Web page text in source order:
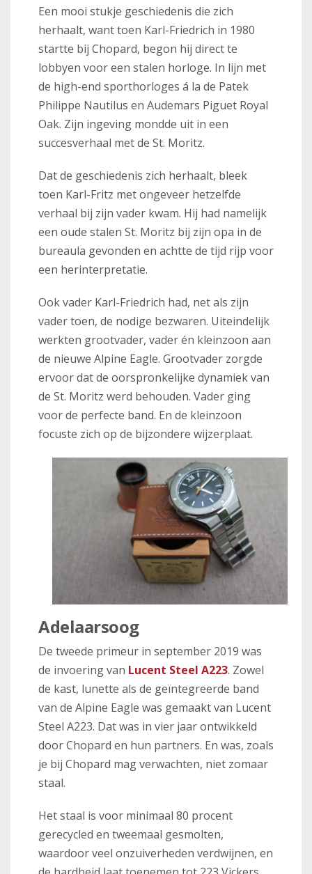
Een mooi stukje geschiedenis die zich
herhaalt, want toen Karl-Friedrich in 1980
startte bij Chopard, begon hij direct te
lobbyen voor een stalen horloge. In lijn met
de high-end sporthorloges á la de Patek
Philippe Nautilus en Audemars Piguet Royal
Oak. Zijn ingeving mondde uit in een
succesverhaal met de St. Moritz.
Dat de geschiedenis zich herhaalt, bleek
toen Karl-Fritz met ongeveer hetzelfde
verhaal bij zijn vader kwam. Hij had namelijk
een oude stalen St. Moritz bij zijn opa in de
bureaula gevonden en achtte de tijd rijp voor
een herinterpretatie.
Ook vader Karl-Friedrich had, net als zijn
vader toen, de nodige bezwaren. Uiteindelijk
werkten grootvader, vader én kleinzoon aan
de nieuwe Alpine Eagle. Grootvader zorgde
ervoor dat de oorspronkelijke dynamiek van
de St. Moritz werd behouden. Vader ging
voor de perfecte band. En de kleinzoon
focuste zich op de bijzondere wijzerplaat.
Adelaarsoog
De tweede primeur in september 2019 was
de invoering van Lucent Steel A223. Zowel
de kast, lunette als de geïntegreerde band
van de Alpine Eagle was gemaakt van Lucent
Steel A223. Dat was in vier jaar ontwikkeld
door Chopard en hun partners. En was, zoals
je bij Chopard mag verwachten, niet zomaar
staal.
Het staal is voor minimaal 80 procent
gerecycled en tweemaal gesmolten,
waardoor veel onzuiverheden verdwijnen, en